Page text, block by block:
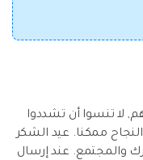
لا تنسوا أن تشددوا
ممكنا. عيد الشكر
والمجتمع. عند إرسال